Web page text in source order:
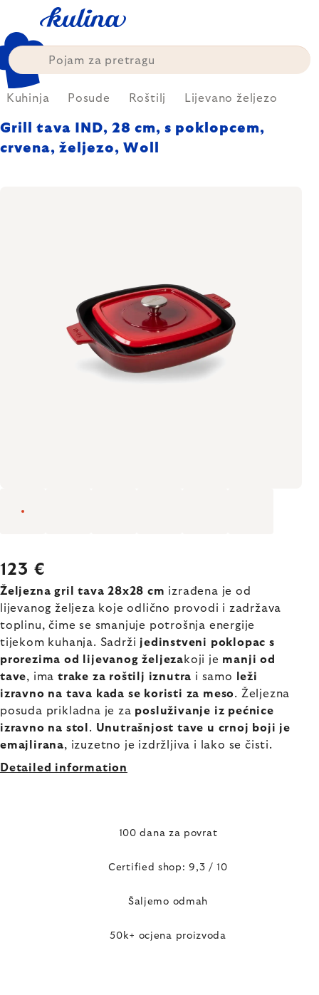
content
Kuhinja Posude Roštilj Lijevano željezo
Grill tava IND, 28 cm, s poklopcem,
crvena, željezo, Woll
123 €
Željezna gril tava 28x28 cm izrađena je od
lijevanog željeza koje odlično provodi i zadržava
toplinu, čime se smanjuje potrošnja energije
tijekom kuhanja. Sadrži jedinstveni poklopac s
prorezima od lijevanog željezakoji je manji od
tave, imatrake za roštilj iznutra i samo
leži
izravno na tava kada se koristi za meso. Željezna
posuda prikladna je za posluživanje iz pećnice
izravno na stol . Unutrašnjost tave u crnoj boji je
emajlirana, izuzetno je izdržljiva i lako se čisti.
Detailed information
100 dana za povrat
Certified shop: 9,3 / 10
Šaljemo odmah
50k+ ocjena proizvoda